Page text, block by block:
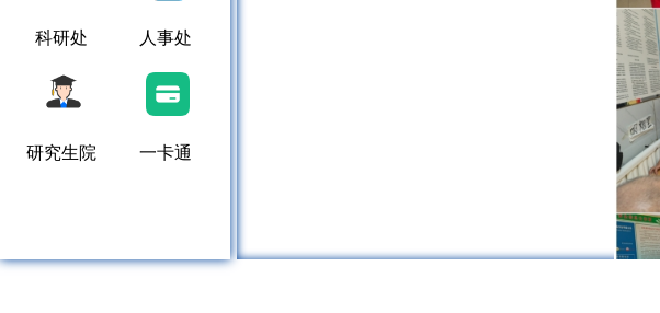
科研处 人事处
研究生院 一卡通